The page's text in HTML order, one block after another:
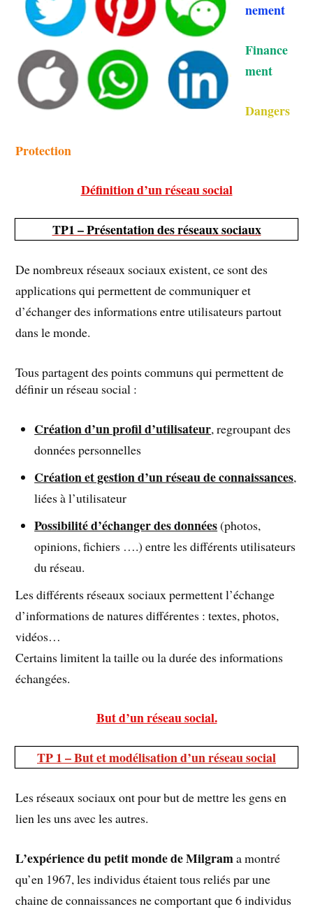
nement
Finance
ment
Dangers
Protection
Définition d’un réseau social
TP1 – Présentation des réseaux sociaux
De nombreux réseaux sociaux existent, ce sont des
applications qui permettent de communiquer et
d’échanger des informations entre utilisateurs partout
dans le monde.
Tous partagent des points communs qui permettent de
définir un réseau social :
Création d’un profil d’utilisateur, regroupant des
données personnelles
Création et gestion d’un réseau de connaissances,
liées à l’utilisateur
Possibilité d’échanger des données(photos,
opinions, fichiers ….) entre les différents utilisateurs
du réseau.
Les différents réseaux sociaux permettent l’échange
d’informations de natures différentes : textes, photos,
vidéos…
Certains limitent la taille ou la durée des informations
échangées.
But d’un réseau social.
TP 1 – But et modélisation d’un réseau social
Les réseaux sociaux ont pour but de mettre les gens en
lien les uns avec les autres.
L’expérience du petit monde de Milgrama montré
qu’en 1967, les individus étaient tous reliés par une
chaine de connaissances ne comportant que 6 individus